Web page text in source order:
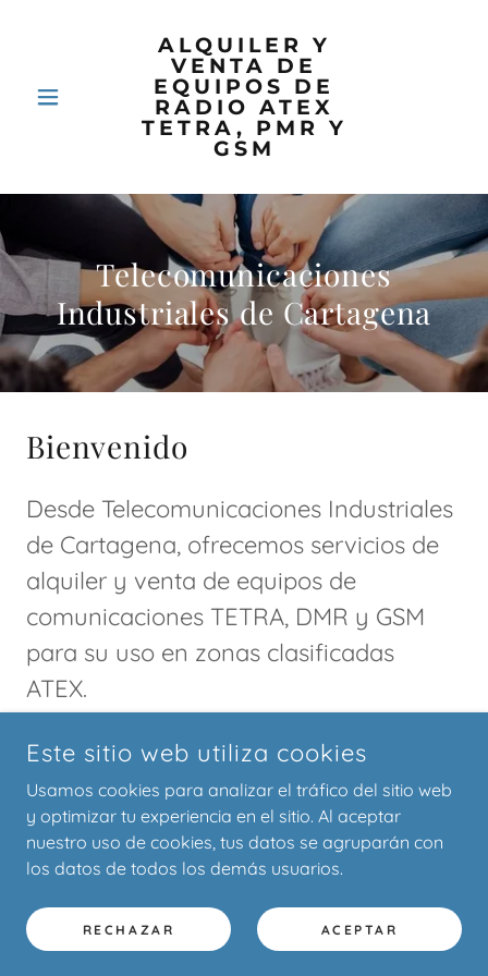
ALQUILER Y
VENTA DE
EQUIPOS DE
RADIO ATEX
TETRA, PMR Y
GSM
Telecomunicaciones
Industriales de Cartagena
Bienvenido
Desde Telecomunicaciones Industriales
de Cartagena, ofrecemos servicios de
alquiler y venta de equipos de
comunicaciones TETRA, DMR y GSM
para su uso en zonas clasificadas
ATEX.
COPYRIGHT © 2025 ALQUILER EQUIPOS ATEX - TODOS LOS
DERECHOS RESERVADOS.
CON TECNOLOGÍA DE
Política de privacidad
Este sitio web utiliza cookies
Usamos cookies para analizar el tráfico del sitio web
y optimizar tu experiencia en el sitio. Al aceptar
nuestro uso de cookies, tus datos se agruparán con
los datos de todos los demás usuarios.
RECHAZAR ACEPTAR